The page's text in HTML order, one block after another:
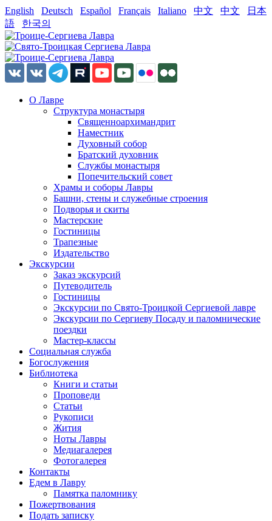
English Deutsch Español Français Italiano 中文 中文
日本
語
한국의
О Лавре
Структура монастыря
Священноархимандрит
Наместник
Духовный собор
Братский духовник
Службы монастыря
Попечительский совет
Храмы и соборы Лавры
Башни, стены и служебные строения
Подворья и скиты
Мастерские
Гостиницы
Трапезные
Издательство
Экскурсии
Заказ экскурсий
Путеводитель
Гостиницы
Экскурсии по Свято-Троицкой Сергиевой лавре
Экскурсии по Сергиеву Посаду и паломнические
поездки
Мастер-классы
Социальная служба
Богослужения
Библиотека
Книги и статьи
Проповеди
Статьи
Рукописи
Жития
Ноты Лавры
Медиагалерея
Фотогалерея
Контакты
Едем в Лавру
Памятка паломнику
Пожертвования
Подать записку